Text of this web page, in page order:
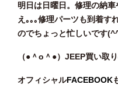
明日は日曜日。修理の納
え｡｡｡修理パーツも到着す
のでちょっと忙しいです
（●＾o ＾●）JEEP買い取
オフィシャルFACEBOOK